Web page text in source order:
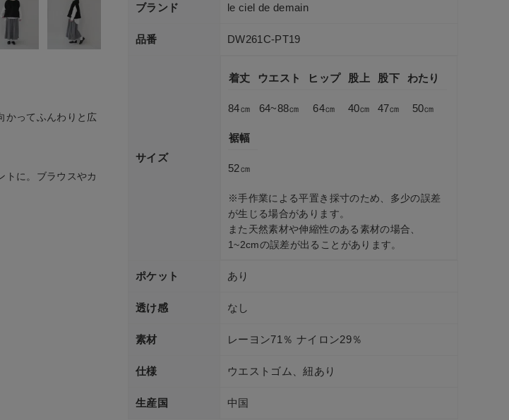
かってふんわりと広
トに。ブラウスやカ
ブランド le ciel de demain
品番 DW261C-PT19
サイズ
着丈
84㎝
ウエスト
64~88㎝
ヒップ
64㎝
股上
40㎝
股下
47㎝
わたり
50㎝
裾幅
52㎝
※手作業による平置き採寸のため、多少の誤差
が生じる場合があります。
また天然素材や伸縮性のある素材の場合、
1~2cmの誤差が出ることがあります。
ポケット あり
透け感 なし
素材 レーヨン71％ ナイロン29％
仕様 ウエストゴム、紐あり
生産国 中国